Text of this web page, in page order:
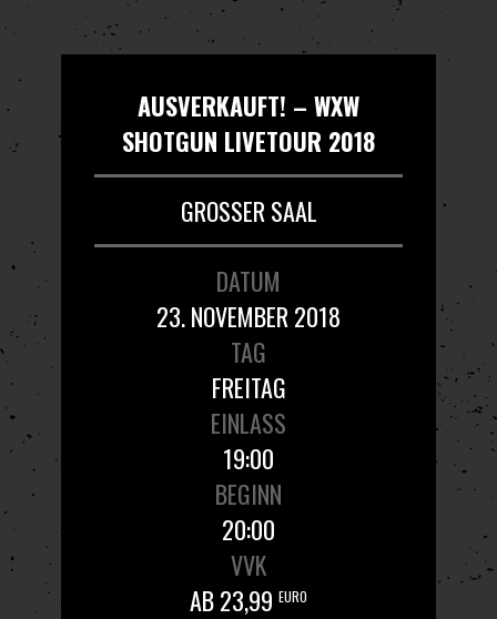
AUSVERKAUFT! – WXW
SHOTGUN LIVETOUR 2018
GROSSER SAAL
DATUM
23. NOVEMBER 2018
TAG
FREITAG
EINLASS
19:00
BEGINN
20:00
VVK
AB 23,99 EURO